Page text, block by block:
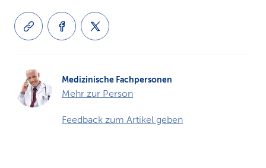
Medizinische Fachpersonen
Mehr zur Person
Feedback zum Artikel geben